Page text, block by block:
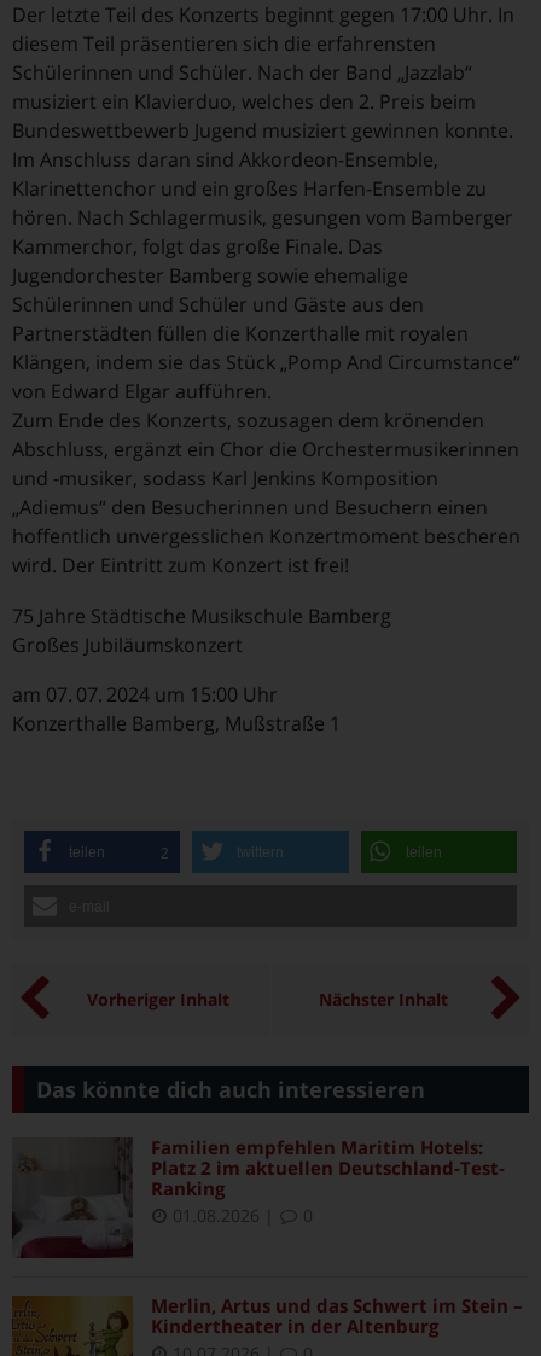
Der letzte Teil des Konzerts beginnt gegen 17:00 Uhr. In
diesem Teil präsentieren sich die erfahrensten
Schülerinnen und Schüler. Nach der Band „Jazzlab“
musiziert ein Klavierduo, welches den 2. Preis beim
Bundeswettbewerb Jugend musiziert gewinnen konnte.
Im Anschluss daran sind Akkordeon-Ensemble,
Klarinettenchor und ein großes Harfen-Ensemble zu
hören. Nach Schlagermusik, gesungen vom Bamberger
Kammerchor, folgt das große Finale. Das
Jugendorchester Bamberg sowie ehemalige
Schülerinnen und Schüler und Gäste aus den
Partnerstädten füllen die Konzerthalle mit royalen
Klängen, indem sie das Stück „Pomp And Circumstance“
von Edward Elgar aufführen.
Zum Ende des Konzerts, sozusagen dem krönenden
Abschluss, ergänzt ein Chor die Orchestermusikerinnen
und -musiker, sodass Karl Jenkins Komposition
„Adiemus“ den Besucherinnen und Besuchern einen
hoffentlich unvergesslichen Konzertmoment bescheren
wird. Der Eintritt zum Konzert ist frei!
75 Jahre Städtische Musikschule Bamberg
Großes Jubiläumskonzert
am 07. 07. 2024 um 15:00 Uhr
Konzerthalle Bamberg, Mußstraße 1
teilen 2 twittern teilen
Vorheriger Inhalt Nächster Inhalt
Das könnte dich auch interessieren
Familien empfehlen Maritim Hotels:
Platz 2 im aktuellen Deutschland-Test-
Ranking
01.08.2026 0
Merlin, Artus und das Schwert im Stein –
Kindertheater in der Altenburg